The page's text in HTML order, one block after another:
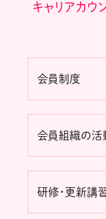
キャリアカウ
会員制度
会員組織の活
研修・更新講